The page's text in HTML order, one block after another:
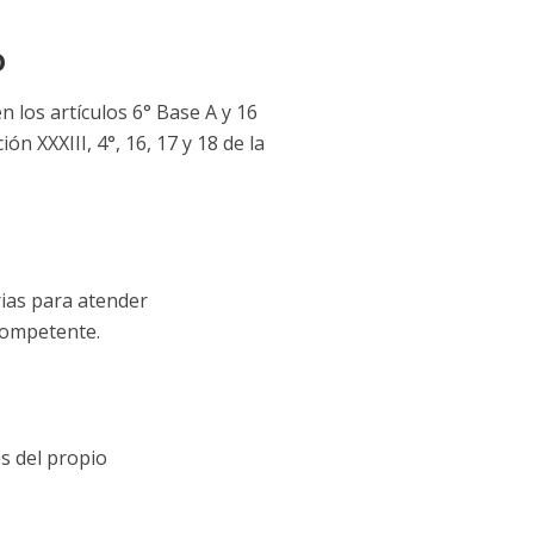
los artículos 6° Base A y 16
XXXIII, 4°, 16, 17 y 18 de la
para atender
del propio